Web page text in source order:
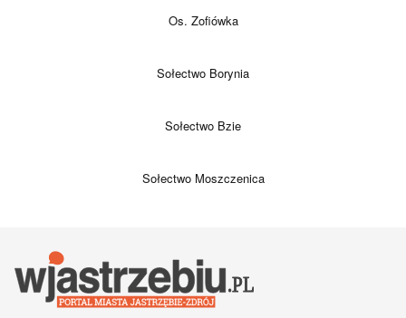
Os. Zofiówka
Sołectwo Borynia
Sołectwo Bzie
Sołectwo Moszczenica